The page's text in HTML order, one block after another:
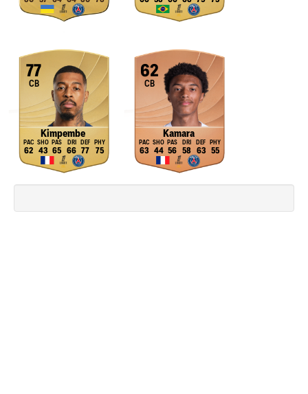
77
CB
Kimpembe
62 43 65 66 77 75
62
CB
Kamara
63 44 56 58 63 55